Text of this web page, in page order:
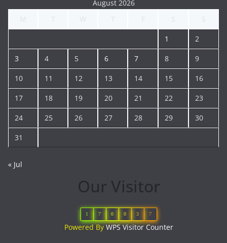
August 2026
1 2
3 4 5 6 7 8 9
10 11 12 13 14 15 16
17 18 19 20 21 22 23
24 25 26 27 28 29 30
31
« Jul
Our Visitor
1 7 0 0 3 7
Powered ByWPS Visitor Counter